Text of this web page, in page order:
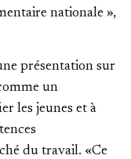
nationale »,
présentation sur
un
les jeunes et à
du travail. «Ce